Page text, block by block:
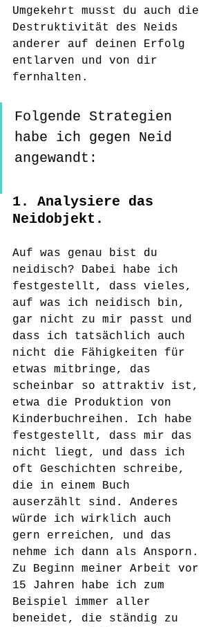
Umgekehrt musst du auch die
Destruktivität des Neids
anderer auf deinen Erfolg
entlarven und von dir
fernhalten.
Folgende Strategien
habe ich gegen Neid
angewandt:
1. Analysiere das
Neidobjekt.
Auf was genau bist du
neidisch? Dabei habe ich
festgestellt, dass vieles,
auf was ich neidisch bin,
gar nicht zu mir passt und
dass ich tatsächlich auch
nicht die Fähigkeiten für
etwas mitbringe, das
scheinbar so attraktiv ist,
etwa die Produktion von
Kinderbuchreihen. Ich habe
festgestellt, dass mir das
nicht liegt, und dass ich
oft Geschichten schreibe,
die in einem Buch
auserzählt sind. Anderes
würde ich wirklich auch
gern erreichen, und das
nehme ich dann als Ansporn.
Zu Beginn meiner Arbeit vor
15 Jahren habe ich zum
Beispiel immer aller
beneidet, die ständig zu